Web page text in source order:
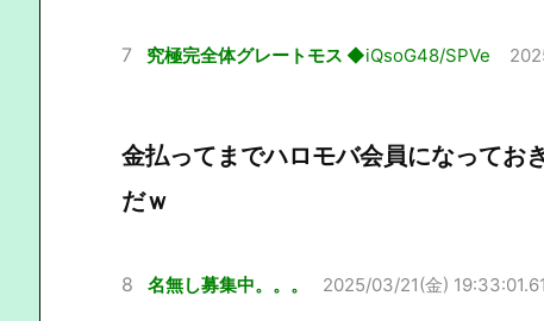
7 究極完全体グレートモス ◆iQsoG48/SPVe
金払ってまでハロモバ会員になってお
だｗ
8 名無し募集中。。。 2025/03/21(金) 19:33:01.61